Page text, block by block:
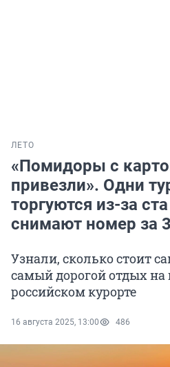
ЛЕТО
«Помидоры с
привезли». Одни
торгуются из-за
снимают номер за
Узнали, сколько стоит
самый дорогой отдых на
российском курорте
16 августа 2025, 13:00 486